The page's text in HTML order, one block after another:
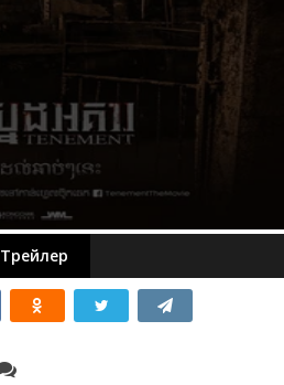
Трейлер